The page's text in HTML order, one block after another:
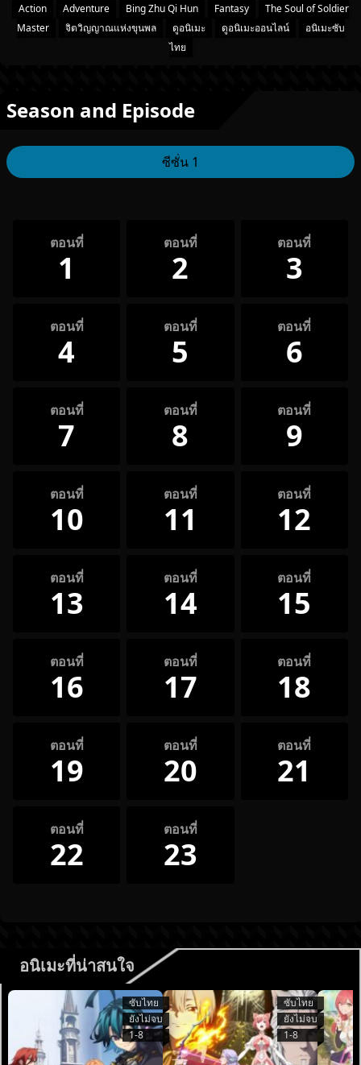
Action Adventure Bing Zhu Qi Hun Fantasy
The Soul of Soldier
Master
จิตวิญญาณแห่งขุนพล ดูอนิเมะ ดูอนิเมะออนไลน์
อนิเมะซับ
ไทย
Season and Episode
ซีซั่น 1
ตอนที่
1
ตอนที่
2
ตอนที่
3
ตอนที่
4
ตอนที่
5
ตอนที่
6
ตอนที่
7
ตอนที่
8
ตอนที่
9
ตอนที่
10
ตอนที่
11
ตอนที่
12
ตอนที่
13
ตอนที่
14
ตอนที่
15
ตอนที่
16
ตอนที่
17
ตอนที่
18
ตอนที่
19
ตอนที่
20
ตอนที่
21
ตอนที่
22
ตอนที่
23
อนิเมะที่น่าสนใจ
ซับไทย
ยังไม่จบ
1-8
ซับไทย
ยังไม่จบ
1-8